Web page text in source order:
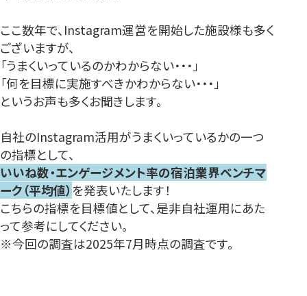
ここ数年で、Instagram運営を開始した施設様も多く
ございますが、
「うまくいっているのかわからない・・・」
「何を目標に実施すべきかわからない・・・」
というお声も多くお聞きします。
自社のInstagram活用がうまくいっているかの一つ
の指標として、
いいね数・エンゲージメント率の宿泊業界ベンチマ
ーク（平均値） を発表いたします！
こちらの指標を目標値として、是非自社運用にあた
って参考にしてください。
※今回の調査は2025年7月時点の調査です。